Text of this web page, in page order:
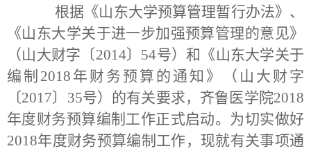
根据《山东大学预算管理暂行办法》、
《山东大学关于进一步加强预算管理的意见》
（山大财字〔2014〕 54号）和《山东大学关于
编制 2018 年财务预算的通知》（山大财字
〔2017〕 35号）的有关要求，齐鲁医学院2018
年度财务预算编制工作正式启动。为切实做好
2018年度财务预算编制工作，现就有关事项通